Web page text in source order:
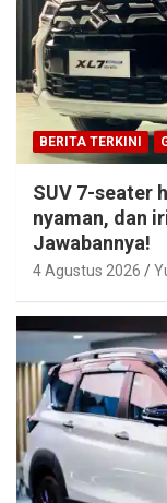
BERITA TERKINI
SUV 7-seater
nyaman, dan
Jawabannya!
4 Agustus 2026